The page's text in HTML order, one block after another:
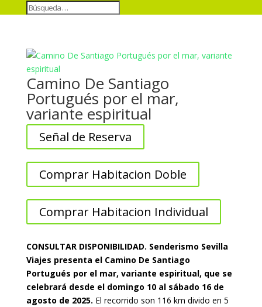
Camino De Santiago
Portugués por el mar,
variante espiritual
Señal de Reserva
Comprar Habitacion Doble
Comprar Habitacion Individual
CONSULTAR DISPONIBILIDAD. Senderismo Sevilla
Viajes presenta el Camino De Santiago
Portugués por el mar, variante espiritual, que se
celebrará desde el domingo 10 al sábado 16 de
agosto de 2025. El recorrido son 116 km divido en 5